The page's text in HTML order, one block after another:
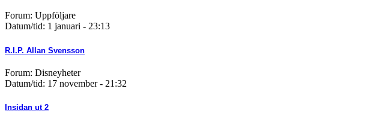
Forum: Uppföljare
Datum/tid: 1 januari - 23:13
R.I.P. Allan Svensson
Forum: Disneyheter
Datum/tid: 17 november - 21:32
Insidan ut 2